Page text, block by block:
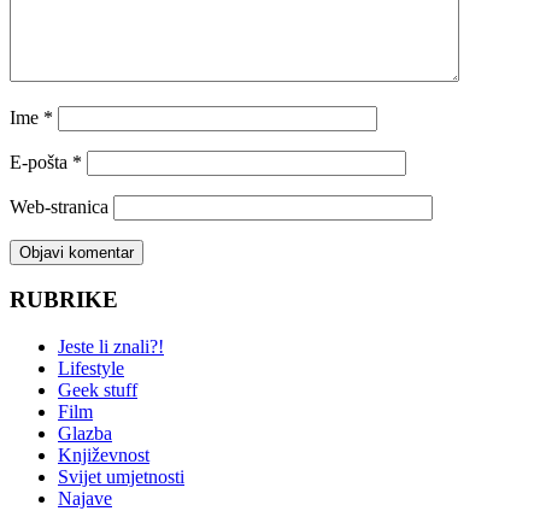
Ime *
E-pošta *
Web-stranica
RUBRIKE
Jeste li znali?!
Lifestyle
Geek stuff
Film
Glazba
Književnost
Svijet umjetnosti
Najave